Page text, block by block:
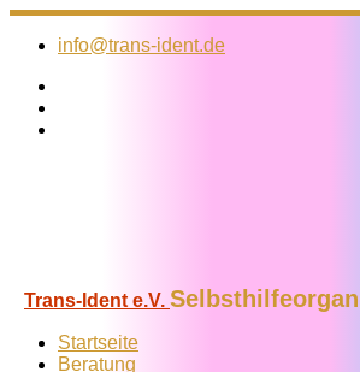
Zum
Inhalt
info@trans-ident.de
Trans-Ident e.V.
Startseite
Beratung